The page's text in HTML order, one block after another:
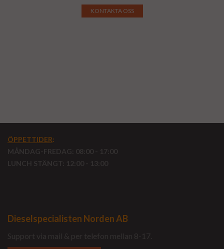
KONTAKTA OSS
ÖPPETTIDER:
MÅNDAG-FREDAG: 08:00 - 17:00
LUNCH STÄNGT: 12:00 - 13:00
Dieselspecialisten Norden AB
Support via mail & per telefon mellan 8-17.